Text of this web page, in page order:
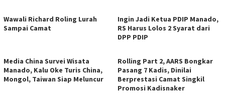
Wawali Richard Roling Lurah
Sampai Camat
Ingin Jadi Ketua PDIP Manado,
RS Harus Lolos 2 Syarat dari
DPP PDIP
Media China Survei Wisata
Manado, Kalu Oke Turis China,
Mongol, Taiwan Siap Meluncur
Rolling Part 2, AARS Bongkar
Pasang 7 Kadis, Dinilai
Berprestasi Camat Singkil
Promosi Kadisnaker